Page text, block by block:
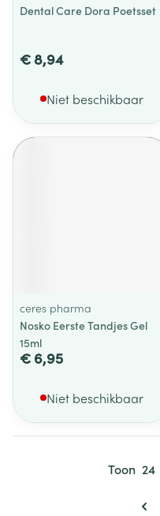
Dental Care Dora Poetsset
€ 8,94
Niet beschikbaar
ceres pharma
Nosko Eerste Tandjes Gel
15ml
€ 6,95
Niet beschikbaar
Toon